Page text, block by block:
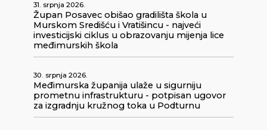
31. srpnja 2026.
Župan Posavec obišao gradilišta škola u
Murskom Središću i Vratišincu - najveći
investicijski ciklus u obrazovanju mijenja lice
međimurskih škola
30. srpnja 2026.
Međimurska županija ulaže u sigurniju
prometnu infrastrukturu - potpisan ugovor
za izgradnju kružnog toka u Podturnu